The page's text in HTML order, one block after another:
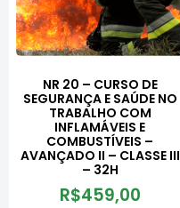
NR 20 – CURSO DE
SEGURANÇA E SAÚDE NO
TRABALHO COM
INFLAMÁVEIS E
COMBUSTÍVEIS –
AVANÇADO II – CLASSE III
– 32H
R$459,00